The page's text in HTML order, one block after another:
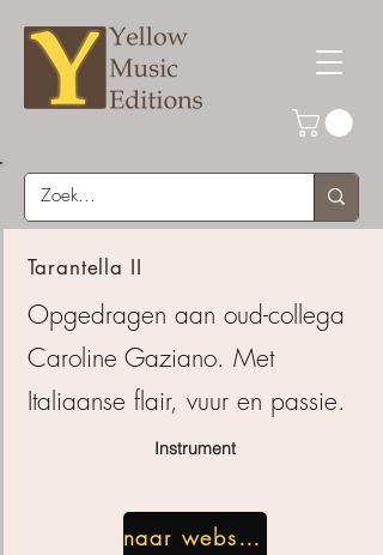
Tarantella II
Opgedragen aan oud-collega
Caroline Gaziano. Met
Italiaanse flair, vuur en passie.
Instrument
naar webshop